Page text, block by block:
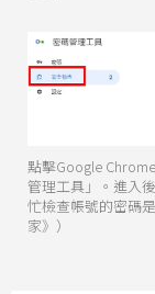
點擊Google
管理工具」。進入
忙檢查帳號的密碼
家》）